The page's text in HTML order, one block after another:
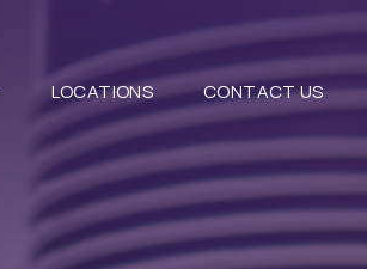
LOCATIONS CONTACT US